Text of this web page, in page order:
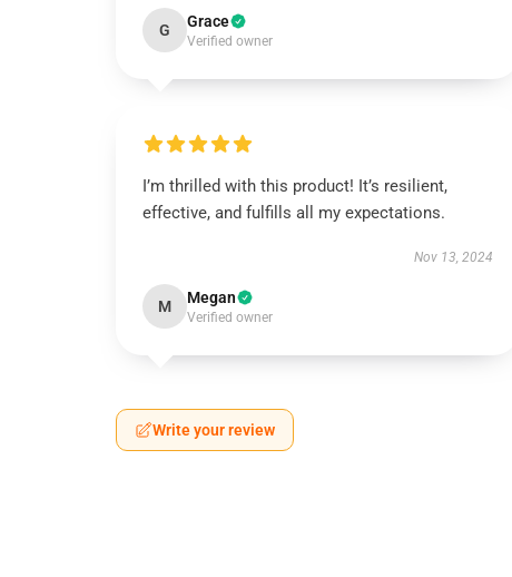
G Grace
Verified owner
I’m thrilled with this product! It’s resilient,
effective, and fulfills all my expectations.
Nov 13, 2024
M Megan
Verified owner
Write your review